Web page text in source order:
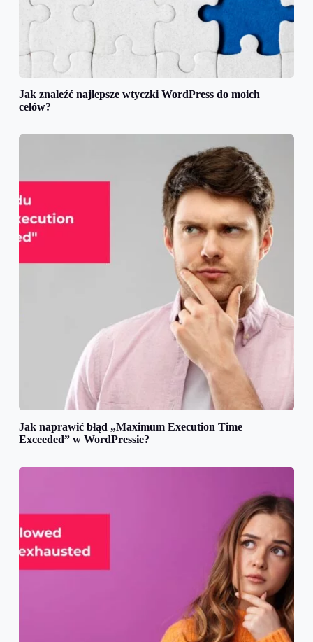
Jak znaleźć najlepsze wtyczki WordPress do moich
celów?
Jak naprawić błąd „Maximum Execution Time
Exceeded” w WordPressie?